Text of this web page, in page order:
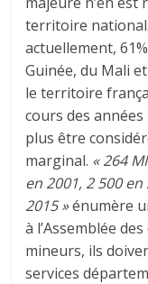
territoire
actuellement,
Guinée, du Mali
le territoire
cours des
plus être
marginal. « 264
en 2001, 2 500
2015 »énumère
à l’Assemblée
mineurs, ils
services